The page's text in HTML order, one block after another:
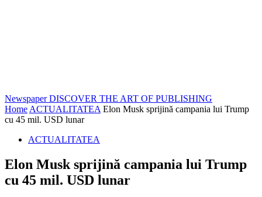
Newspaper DISCOVER THE ART OF PUBLISHING
Home ACTUALITATEA Elon Musk sprijină campania lui Trump
cu 45 mil. USD lunar
ACTUALITATEA
Elon Musk sprijină campania lui Trump
cu 45 mil. USD lunar